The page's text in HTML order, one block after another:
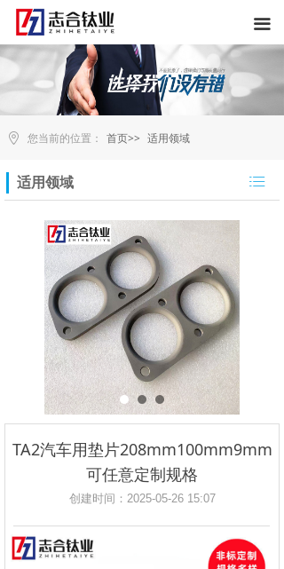
끀
TA2汽车用垫片208mm100mm9mm
可任意定制规格
创建时间： 2025-05-26 15:07
您当前的位置： 首页>> 适用领域
适用领域 ꂇ